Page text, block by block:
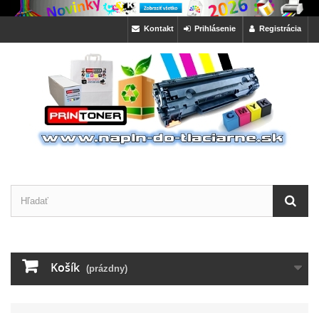
Registrácia
Prihlásenie
Kontakt
Košík (prázdny)